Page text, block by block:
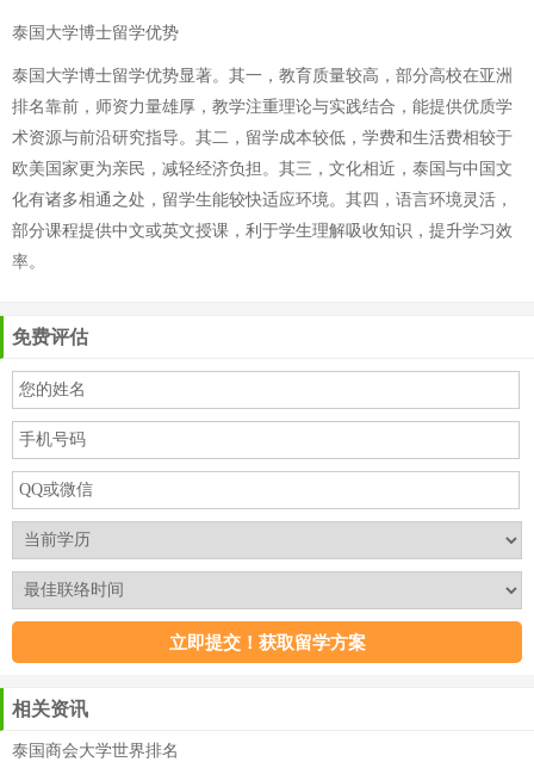
泰国大学博士留学优势
泰国大学博士留学优势显著。其一，教育质量较高，部分高校在亚洲
排名靠前，师资力量雄厚，教学注重理论与实践结合，能提供优质学
术资源与前沿研究指导。其二，留学成本较低，学费和生活费相较于
欧美国家更为亲民，减轻经济负担。其三，文化相近，泰国与中国文
化有诸多相通之处，留学生能较快适应环境。其四，语言环境灵活，
部分课程提供中文或英文授课，利于学生理解吸收知识，提升学习效
率。
免费评估
相关资讯
泰国商会大学世界排名